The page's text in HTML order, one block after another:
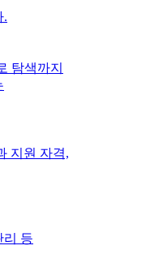
.
탐색까지
지원 자격,
리 등